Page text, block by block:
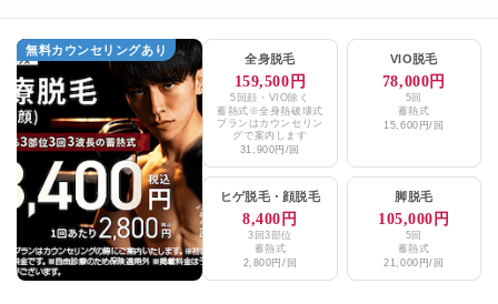
無料カウンセリングあり
全身脱毛
159,500円
5回顔・VIO除く
蓄熱式※全身熱破壊式
プランはカウンセリン
グで案内します
31,900円/回
VIO脱毛
78,000円
5回
蓄熱式
15,600円/回
ヒゲ脱毛・ 顔脱毛
8,400円
3回3部位
蓄熱式
2,800円/回
脚脱毛
105,000円
5回
蓄熱式
21,000円/回